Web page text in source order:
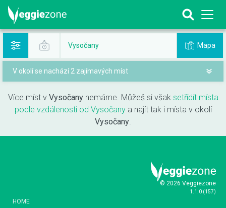
Vysočany Mapa
V okolí se nachází 2 zajímavých míst
Více míst v Vysočanynemáme. Můžeš si však setřídít místa
podle vzdálenosti od Vysočanya najít tak i místa v okolí
Vysočany.
© 2026 Veggiezone
1.1.0 (157)
HOME